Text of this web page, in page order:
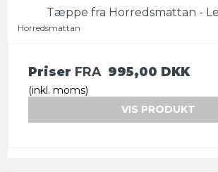
Tæppe fra Horredsmattan -
Horredsmattan
Priser FRA 995,00 DKK
(inkl. moms)
VIS PRODUKT